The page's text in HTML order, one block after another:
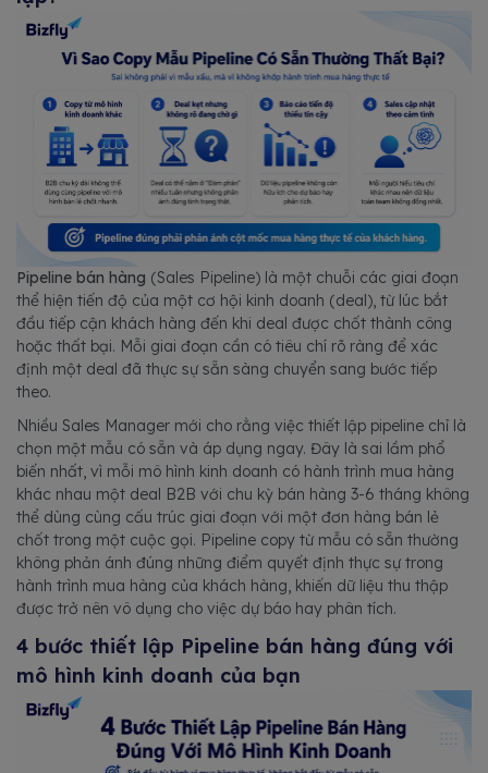
Pipeline bán hàng (Sales Pipeline) là một chuỗi các giai đoạn
thể hiện tiến độ của một cơ hội kinh doanh (deal), từ lúc bắt
đầu tiếp cận khách hàng đến khi deal được chốt thành công
hoặc thất bại. Mỗi giai đoạn cần có tiêu chí rõ ràng để xác
định một deal đã thực sự sẵn sàng chuyển sang bước tiếp
theo.
Nhiều Sales Manager mới cho rằng việc thiết lập pipeline chỉ là
chọn một mẫu có sẵn và áp dụng ngay. Đây là sai lầm phổ
biến nhất, vì mỗi mô hình kinh doanh có hành trình mua hàng
khác nhau một deal B2B với chu kỳ bán hàng 3-6 tháng không
thể dùng cùng cấu trúc giai đoạn với một đơn hàng bán lẻ
chốt trong một cuộc gọi. Pipeline copy từ mẫu có sẵn thường
không phản ánh đúng những điểm quyết định thực sự trong
hành trình mua hàng của khách hàng, khiến dữ liệu thu thập
được trở nên vô dụng cho việc dự báo hay phân tích.
4 bước thiết lập Pipeline bán hàng đúng với
mô hình kinh doanh của bạn